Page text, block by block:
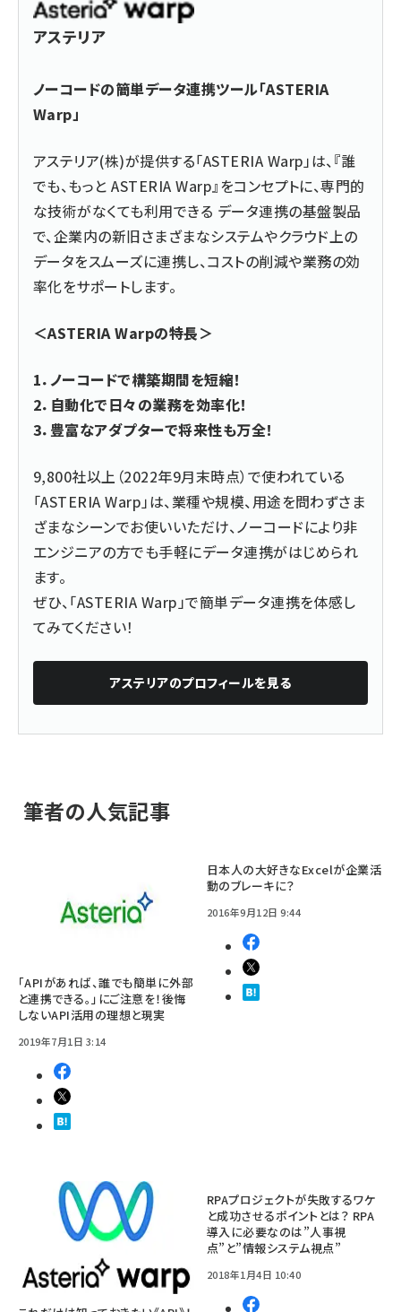
アステリア
ノーコードの簡単データ連携ツール「ASTERIA
Warp」
アステリア(株)が提供する「ASTERIA Warp」は、『誰
でも、もっと ASTERIA Warp』をコンセプトに、専門的
な技術がなくても利用できる データ連携の基盤製品
で、企業内の新旧さまざまなシステムやクラウド上の
データをスムーズに連携し、コストの削減や業務の効
率化をサポートします。
＜ASTERIA Warpの特長＞
1．ノーコードで構築期間を短縮！
2．自動化で日々の業務を効率化！
3．豊富なアダプターで将来性も万全！
9,800社以上（2022年9月末時点）で使われている
「ASTERIA Warp」は、業種や規模、用途を問わずさま
ざまなシーンでお使いいただけ、ノーコードにより非
エンジニアの方でも手軽にデータ連携がはじめられ
ます。
ぜひ、「ASTERIA Warp」で簡単データ連携を体感し
てみてください！
アステリアのプロフィールを見る
筆者の人気記事
「APIがあれば、誰でも簡単に外部
と連携できる。」にご注意を！後悔
しないAPI活用の理想と現実
2019年7月1日 3:14
日本人の大好きなExcelが企業活
動のブレーキに？
2016年9月12日 9:44
RPAプロジェクトが失敗するワケ
と成功させるポイントとは？ RPA
導入に必要なのは”人事視
点”と”情報システム視点”
2018年1月4日 10:40